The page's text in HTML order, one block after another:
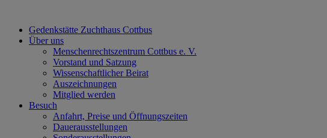
Gedenkstätte Zuchthaus Cottbus
Über uns
Menschenrechtszentrum Cottbus e. V.
Vorstand und Satzung
Wissenschaftlicher Beirat
Auszeichnungen
Mitglied werden
Besuch
Anfahrt, Preise und Öffnungszeiten
Dauerausstellungen